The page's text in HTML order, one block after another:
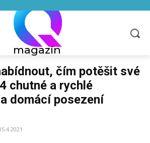
magazín
čím potěšit své
chutné a rychlé
domácí posezení